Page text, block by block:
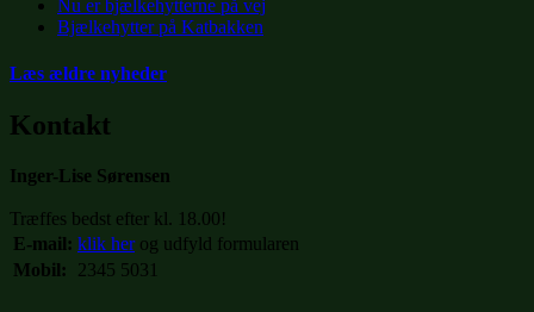
Nu er bjælkehytterne på vej
Bjælkehytter på Katbakken
Læs ældre nyheder
Kontakt
Inger-Lise Sørensen
Træffes bedst efter kl. 18.00!
E-mail: klik herog udfyld formularen
Mobil:
2345 5031